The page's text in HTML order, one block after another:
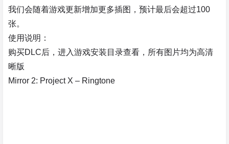
我们会随着游戏更新增加更多插图，预计最后会超过100
张。
使用说明：
购买DLC后，进入游戏安装目录查看，所有图片均为高清
晰版
Mirror 2: Project X – Ringtone